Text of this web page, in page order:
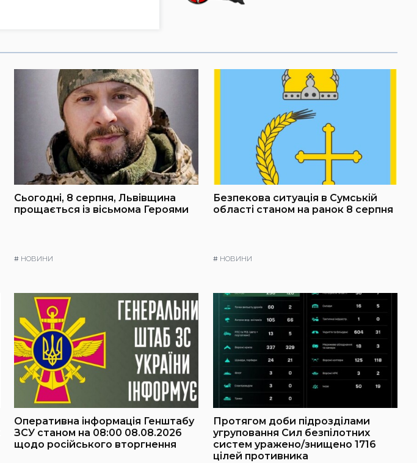
Сьогодні, 8 серпня, Львівщина
прощається із вісьмома Героями
# НОВИНИ
Безпекова ситуація в Сумській
області станом на ранок 8 серпня
# НОВИНИ
Оперативна інформація Генштабу
ЗСУ станом на 08:00 08.08.2026
щодо російського вторгнення
Протягом доби підрозділами
угруповання Сил безпілотних
систем уражено/знищено 1716
цілей противника